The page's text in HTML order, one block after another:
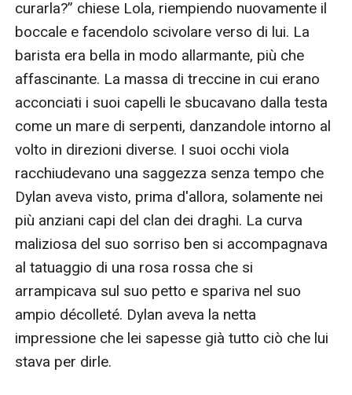
degli Artigli d’Acciaio, innamorata di Joe sin dal giorno
in cui si sono incontrati. Quando il suo passato si
ripresenterà, Joe sarà obbligato ad affrontare certe
decisioni lasciate in sospeso per troppo tempo. I suoi
errori lo porteranno via dagli Artigli d’Acciaio e dal suo
amore proibito, Emma?